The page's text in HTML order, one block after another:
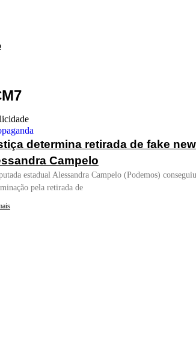
determina retirada de fake
Campelo
estadual Alessandra Campelo (Podemos)
pela retirada de